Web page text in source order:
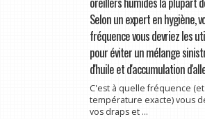
Selon un expert en hygiène,
fréquence vous devriez les
pour éviter un mélange
d'huile et d'accumulation
C'est à quelle fréquence (et
température exacte) vous
vos draps et ...